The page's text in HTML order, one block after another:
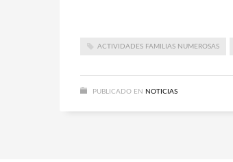
ACTIVIDADES FAMILIAS NUMEROSAS
PUBLICADO EN NOTICIAS